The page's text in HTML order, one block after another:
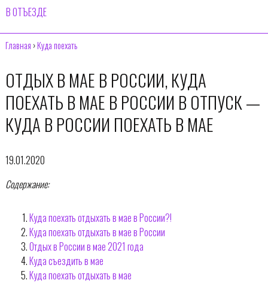
В ОТЪЕЗДЕ
Главная ›Куда поехать
ОТДЫХ В МАЕ В РОССИИ, КУДА
ПОЕХАТЬ В МАЕ В РОССИИ В ОТПУСК —
КУДА В РОССИИ ПОЕХАТЬ В МАЕ
19.01.2020
Содержание:
Куда поехать отдыхать в мае в России?!
Куда поехать отдыхать в мае в России
Отдых в России в мае 2021 года
Куда съездить в мае
Куда поехать отдыхать в мае